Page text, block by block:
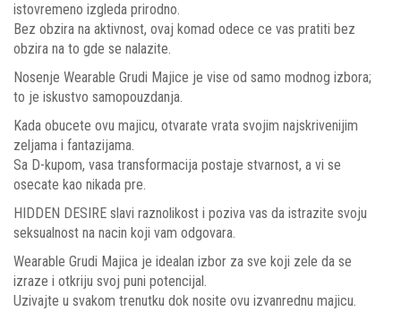
istovremeno izgleda prirodno.
Bez obzira na aktivnost, ovaj komad odece ce vas pratiti bez
obzira na to gde se nalazite.
Nosenje Wearable Grudi Majice je vise od samo modnog izbora;
to je iskustvo samopouzdanja.
Kada obucete ovu majicu, otvarate vrata svojim najskrivenijim
zeljama i fantazijama.
Sa D-kupom, vasa transformacija postaje stvarnost, a vi se
osecate kao nikada pre.
HIDDEN DESIRE slavi raznolikost i poziva vas da istrazite svoju
seksualnost na nacin koji vam odgovara.
Wearable Grudi Majica je idealan izbor za sve koji zele da se
izraze i otkriju svoj puni potencijal.
Uzivajte u svakom trenutku dok nosite ovu izvanrednu majicu.